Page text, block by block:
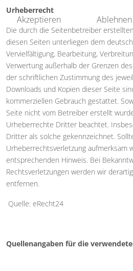
Urheberrecht
Die durch die Seitenbetreiber
diesen Seiten unterliegen dem
Vervielfältigung, Bearbeitung,
Verwertung außerhalb der Grenzen
der schriftlichen Zustimmung des
Downloads und Kopien dieser Seite
kommerziellen Gebrauch gestattet.
Seite nicht vom Betreiber erstellt
Urheberrechte Dritter beachtet.
Dritter als solche gekennzeichnet.
Urheberrechtsverletzung aufmerksam
entsprechenden Hinweis. Bei
Rechtsverletzungen werden wir
entfernen.
Quelle: eRecht24
Quellenangaben für die
Akzeptieren Ablehnen